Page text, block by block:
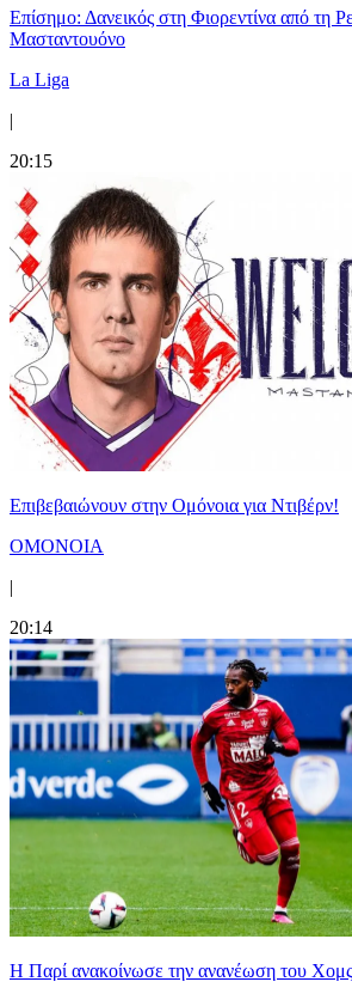
Επίσημο: Δανεικός στη Φιορεντίνα από τη
Μασταντουόνο
La Liga
|
20:15
Επιβεβαιώνουν στην Ομόνοια για Ντιβέρν!
ΟΜΟΝΟΙΑ
|
20:14
Η Παρί ανακοίνωσε την ανανέωση του Χομς